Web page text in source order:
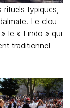
typiques,
Le clou
le « Lindo » qui
traditionnel